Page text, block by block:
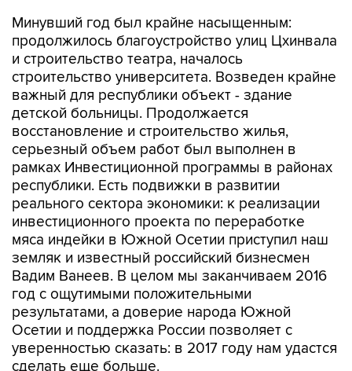
Минувший год был крайне насыщенным:
продолжилось благоустройство улиц Цхинвала
и строительство театра, началось
строительство университета. Возведен крайне
важный для республики объект - здание
детской больницы. Продолжается
восстановление и строительство жилья,
серьезный объем работ был выполнен в
рамках Инвестиционной программы в районах
республики. Есть подвижки в развитии
реального сектора экономики: к реализации
инвестиционного проекта по переработке
мяса индейки в Южной Осетии приступил наш
земляк и известный российский бизнесмен
Вадим Ванеев. В целом мы заканчиваем 2016
год с ощутимыми положительными
результатами, а доверие народа Южной
Осетии и поддержка России позволяет с
уверенностью сказать: в 2017 году нам удастся
сделать еще больше.